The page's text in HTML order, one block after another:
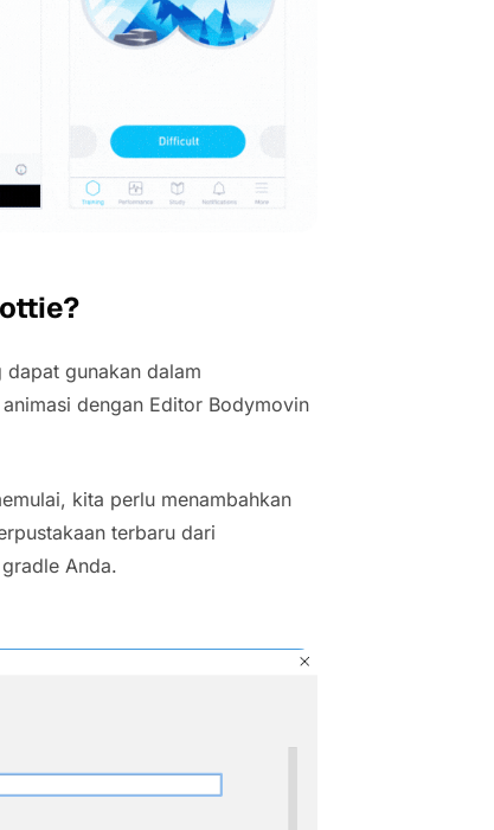
gunakan dalam
dengan Editor Bodymovin
kita perlu menambahkan
terbaru dari
Anda.